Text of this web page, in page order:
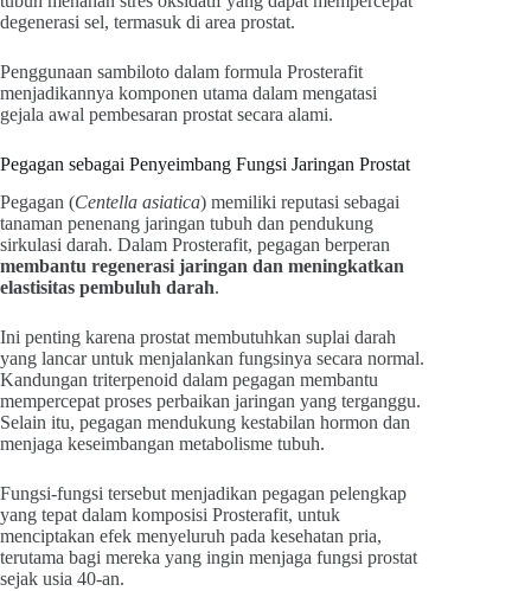
degenerasi sel, termasuk di area prostat.
Penggunaan sambiloto dalam formula Prosterafit
menjadikannya komponen utama dalam mengatasi
gejala awal pembesaran prostat secara alami.
Pegagan sebagai Penyeimbang Fungsi Jaringan Prostat
Pegagan (Centella asiatica) memiliki reputasi sebagai
tanaman penenang jaringan tubuh dan pendukung
sirkulasi darah. Dalam Prosterafit, pegagan berperan
membantu regenerasi jaringan dan meningkatkan
elastisitas pembuluh darah.
Ini penting karena prostat membutuhkan suplai darah
yang lancar untuk menjalankan fungsinya secara normal.
Kandungan triterpenoid dalam pegagan membantu
mempercepat proses perbaikan jaringan yang terganggu.
Selain itu, pegagan mendukung kestabilan hormon dan
menjaga keseimbangan metabolisme tubuh.
Fungsi-fungsi tersebut menjadikan pegagan pelengkap
yang tepat dalam komposisi Prosterafit, untuk
menciptakan efek menyeluruh pada kesehatan pria,
terutama bagi mereka yang ingin menjaga fungsi prostat
sejak usia 40-an.